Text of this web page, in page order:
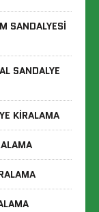
SANDALYESI
SANDALYE
KIRALAMA